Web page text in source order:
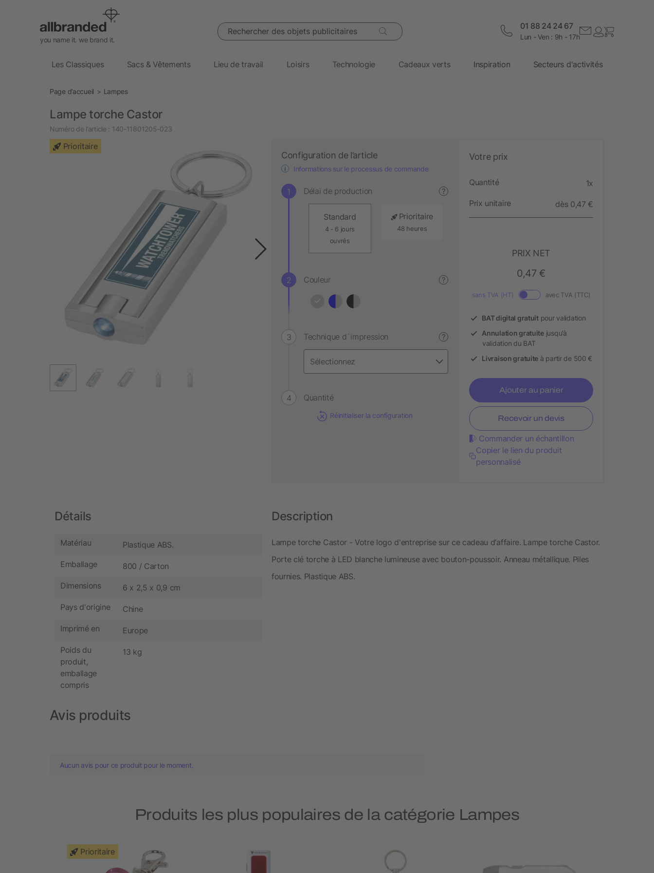
you name it. we brand it.
Rechercher des objets publicitaires 01 88 24 24 67
Lun - Ven : 9h - 17h
Les Classiques Sacs & Vêtements Lieu de travail Loisirs Technologie Cadeaux verts Inspiration Secteurs d'activités
Page d’accueil Lampes
Lampe torche Castor
Numéro de l’article : 140-11801205-023
Prioritaire
Configuration de l’article
Informations sur le processus de commande
Délai de production ?
Standard
4 - 6 jours
ouvrés
Prioritaire
48 heures
Couleur ?
Technique d´impression ?
Quantité
Réinitialiser la configuration
Votre prix
Quantité 1x
Prix unitaire dès 0,47 €
PRIX NET
0,47 €
sans TVA (HT) avec TVA (TTC)
BAT digital gratuitpour validation
Annulation gratuitejusqu’à
validation du BAT
Livraison gratuite à partir de 500 €
Ajouter au panier
Recevoir un devis
Commander un échantillon
Copier le lien du produit
personnalisé
Détails
Matériau Plastique ABS.
Emballage 800 / Carton
Dimensions 6 x 2,5 x 0,9 cm
Pays d'origine Chine
Imprimé en Europe
Poids du
produit,
emballage
compris
13 kg
Description
Lampe torche Castor - Votre logo d'entreprise sur ce cadeau d‘affaire. Lampe torche Castor.
Porte clé torche à LED blanche lumineuse avec bouton-poussoir. Anneau métallique. Piles
fournies. Plastique ABS.
Avis produits
Aucun avis pour ce produit pour le moment.
Produits les plus populaires de la catégorie Lampes
Prioritaire